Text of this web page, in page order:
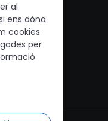
al
ens dóna
cookies
per